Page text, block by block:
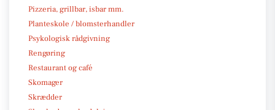
Pizzeria, grillbar, isbar mm.
Planteskole / blomsterhandler
Psykologisk rådgivning
Rengøring
Restaurant og café
Skomager
Skrædder